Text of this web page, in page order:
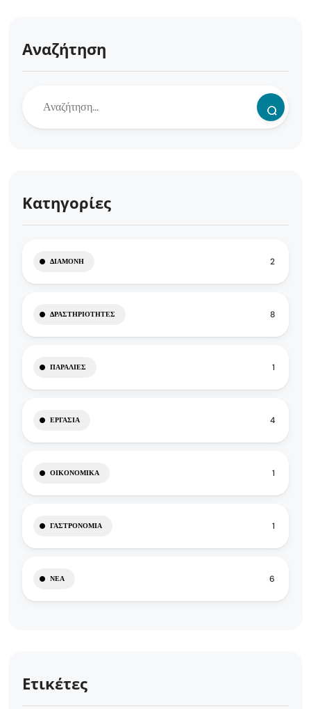
Αναζήτηση
Κατηγορίες
ΔΙΑΜΟΝΉ 2
ΔΡΑΣΤΗΡΙΌΤΗΤΕΣ 8
ΠΑΡΑΛΊΕΣ 1
ΕΡΓΑΣΊΑ 4
ΟΙΚΟΝΟΜΙΚΆ 1
ΓΑΣΤΡΟΝΟΜΊΑ 1
ΝΈΑ 6
Ετικέτες